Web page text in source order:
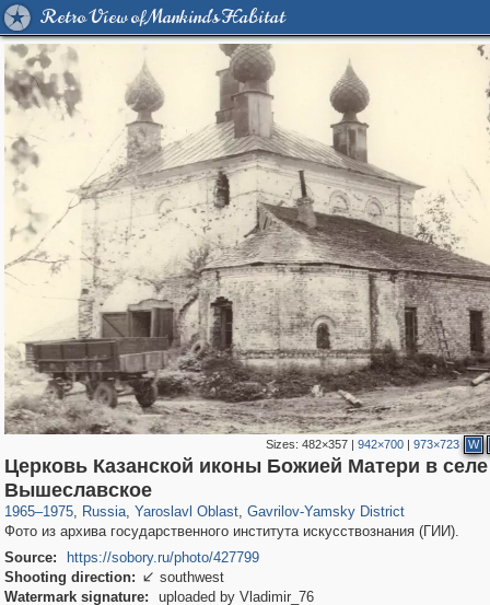
Retro View of Mankind's Habitat
Sizes:482×357 |942×700 |973×723 W
Церковь Казанской иконы Божией Матери в селе
Вышеславское
1965–1975, Russia
1,406,840
, Yaroslavl Oblast
24,621
, Gavrilov-Yamsky District
Фото из архива государственного института искусствознания (ГИИ).
Source:
https://sobory.ru/photo/427799
Shooting direction:  southwest
Watermark signature:
uploaded by Vladimir_76